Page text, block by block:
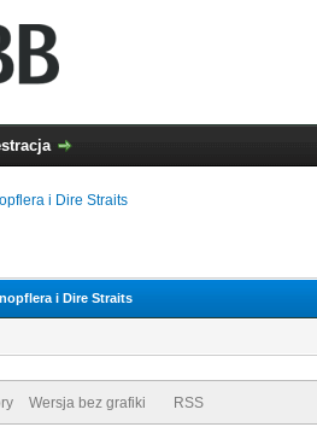
i Dire Straits
i Dire Straits
Wersja bez grafiki RSS